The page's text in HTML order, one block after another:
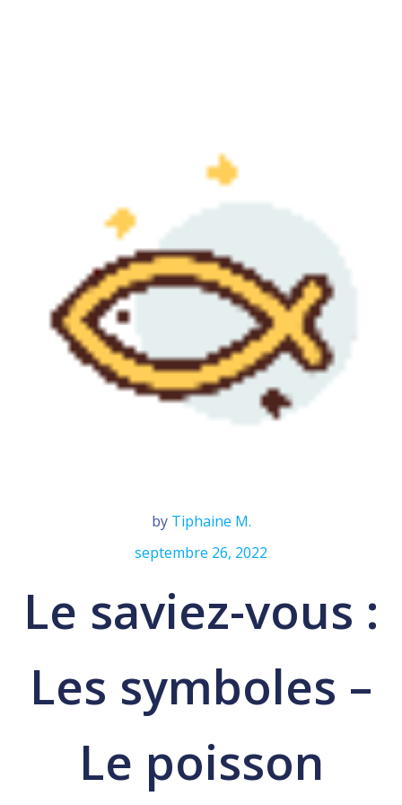
by Tiphaine M.
septembre 26, 2022
Le saviez-vous :
Les symboles –
Le poisson